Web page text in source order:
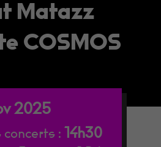
Matazz
COSMOS
2025
concerts : 14h30